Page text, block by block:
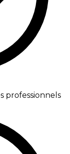
professionnels